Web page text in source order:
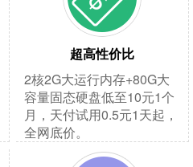
超高性价比
2核2G大运行内存+80G大
容量固态硬盘低至10元1个
月，天付试用0.5元1天起，
全网底价。